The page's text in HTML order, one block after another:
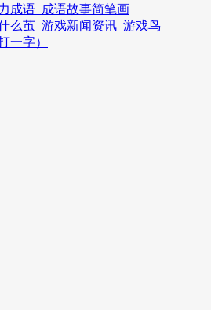
成语_成语故事简笔画
么茧_游戏新闻资讯_游戏鸟
一字）